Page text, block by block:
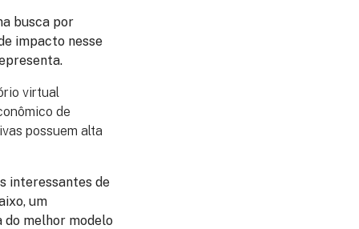
busca por
impacto nesse
virtual
de
possuem alta
interessantes de
um
do melhor modelo